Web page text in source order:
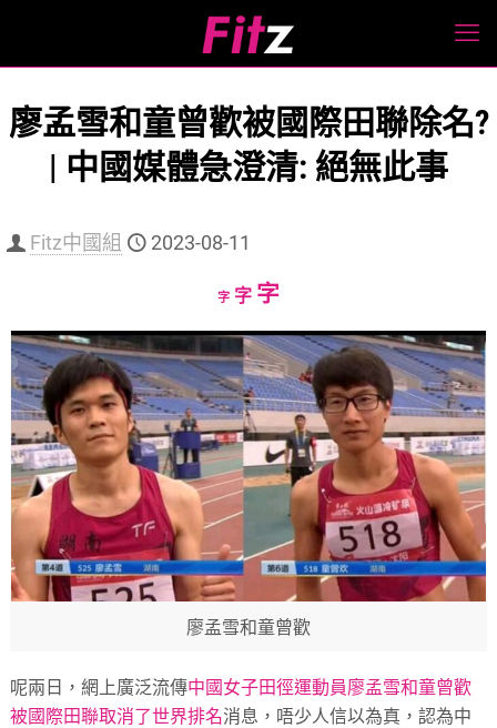
廖孟雪和童曾歡被國際田聯除名?
| 中國媒體急澄清: 絕無此事
Fitz中國組 2023-08-11
字Decrease
size.
字Reset
size.
字Increase
size.
廖孟雪和童曾歡
呢兩日，網上廣泛流傳中國女子田徑運動員廖孟雪和童曾歡
被國際田聯取消了世界排名消息，唔少人信以為真，認為中